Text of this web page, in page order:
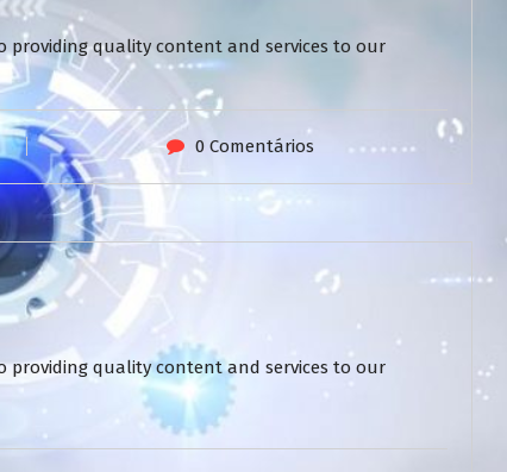
providing quality content and services to our
0 Comentários
providing quality content and services to our